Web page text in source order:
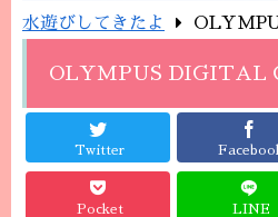
水遊びしてきたよ
OLYMPUS DIGITAL
Twitter
Pocket LINE